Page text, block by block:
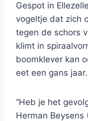
Gespot in
vogeltje dat zich
tegen de schors
klimt in
boomklever kan
eet een gans
“Heb je het
Herman